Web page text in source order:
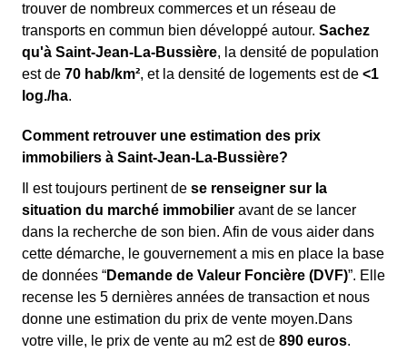
trouver de nombreux commerces et un réseau de
transports en commun bien développé autour. Sachez
qu'à Saint-Jean-La-Bussière, la densité de population
est de 70 hab/km², et la densité de logements est de <1
log./ha.
Comment retrouver une estimation des prix
immobiliers à Saint-Jean-La-Bussière?
Il est toujours pertinent de se renseigner sur la
situation du marché immobilier avant de se lancer
dans la recherche de son bien. Afin de vous aider dans
cette démarche, le gouvernement a mis en place la base
de données “Demande de Valeur Foncière (DVF)”. Elle
recense les 5 dernières années de transaction et nous
donne une estimation du prix de vente moyen.Dans
votre ville, le prix de vente au m2 est de 890 euros.